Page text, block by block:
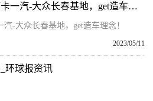
传统车企数智化超车？打卡一汽-大众长春基地，get造车理念！|今日热文
-大众长春基地，get造车理念！
2023/05/11
环球报资讯